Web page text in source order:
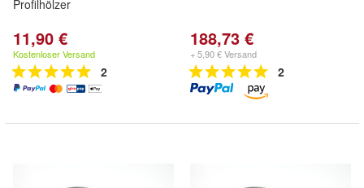
Profilhölzer
11,90 €
Kostenloser Versand
2
188,73 €
+ 5,90 € Versand
2